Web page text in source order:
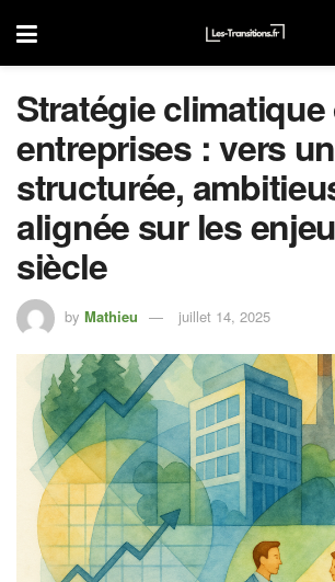
Stratégie climatique
entreprises : vers
structurée,
alignée sur les
siècle
by Mathieu juillet 14, 2025